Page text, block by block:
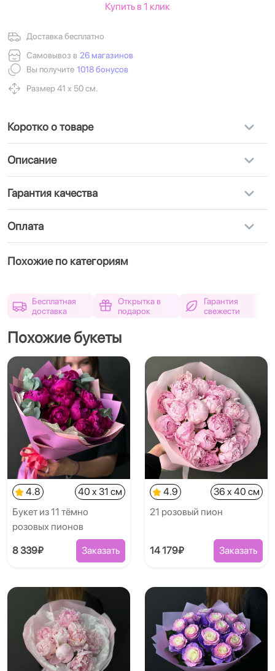
Доставка бесплатно
Самовывоз в 26 магазинов
Вы получите 1018 бонусов
Размер 41 х 50 см.
Купить в 1 клик
Коротко о товаре
Описание
Гарантия качества
Оплата
Похожие по категориям
Бесплатная
доставка
Открытка в
подарок
Гарантия
свежести
Похожие букеты
4.8
40 x 31 см
Букет из 11 тёмно
розовых пионов
8 339₽ Заказать
4.9
36 x 40 см
21 розовый пион
14 179₽ Заказать